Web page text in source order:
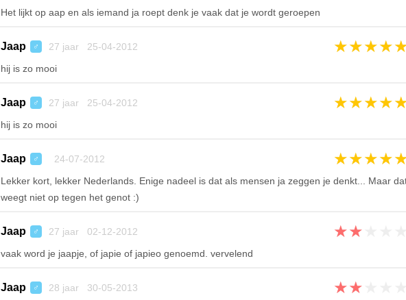
Het lijkt op aap en als iemand ja roept denk je vaak dat je wordt geroepen
Jaap ♂ 27 jaar 25-04-2012 ★★★★
hij is zo mooi
Jaap ♂ 27 jaar 25-04-2012 ★★★★
hij is zo mooi
Jaap ♂ 24-07-2012 ★★★★
Lekker kort, lekker Nederlands. Enige nadeel is dat als mensen ja zeggen je denkt... Maar
weegt niet op tegen het genot :)
Jaap ♂ 27 jaar 02-12-2012 ★★
vaak word je jaapje, of japie of japieo genoemd. vervelend
Jaap ♂ 28 jaar 30-05-2013 ★★